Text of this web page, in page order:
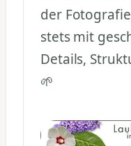
der
stets mit
Details,
🌱